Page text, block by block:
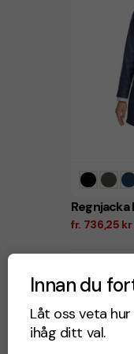
Innan du
Låt oss veta
ihåg ditt val.
Regnjacka
fr. 736,25
6